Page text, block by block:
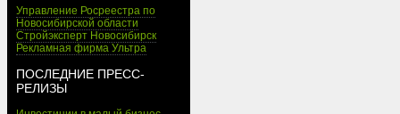
Управление Росреестра по
Новосибирской области
Стройэксперт Новосибирск
Рекламная фирма Ультра
ПОСЛЕДНИЕ ПРЕСС-
РЕЛИЗЫ